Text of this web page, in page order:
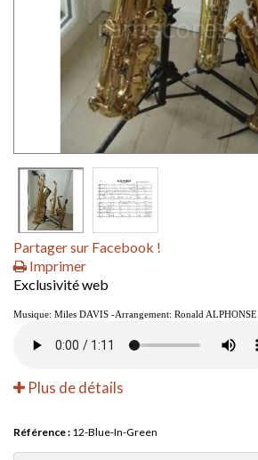
Partager sur Facebook !
Imprimer
Exclusivité web
Musique: Miles DAVIS -Arrangement: Ronald ALPHONSE
Plus de détails
Référence : 12-Blue-In-Green